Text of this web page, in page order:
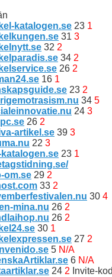
katalogen.se 23 1
31 3
32 2
34 2
26 2
16 1
23 2
34 5
24 3
26 2
artikel.se 39 3
22 3
katalogen.se 23 1
om.se 29 2
33 2
30 4
mina.nu 26 2
26 2
30 1
27 2
5 N/A
6 N/A
24 2 Invite-